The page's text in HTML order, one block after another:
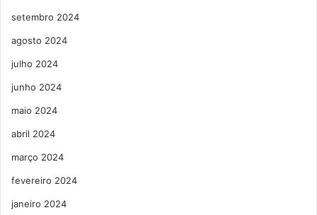
setembro 2024
agosto 2024
julho 2024
junho 2024
maio 2024
abril 2024
março 2024
fevereiro 2024
janeiro 2024